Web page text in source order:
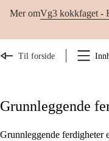
Mer omVg3 kokkfaget -
Til forside
Grunnleggende
Grunnleggende ferdigheter